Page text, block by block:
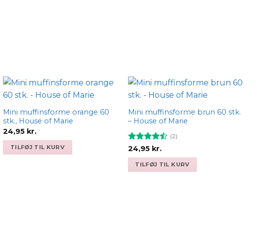
wishlist
Mini muffinsforme orange 60
stk., House of Marie
24,95 kr.
TILFØJ TIL KURV
wishlist
Mini muffinsforme brun 60 stk.
– House of Marie
Vurderet
(2)
24,95 kr.
TILFØJ TIL KURV